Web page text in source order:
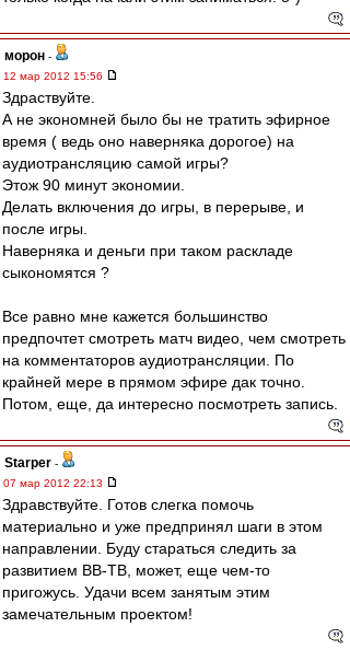
морон -
12 мар 2012 15:56
Здраствуйте.
А не экономней было бы не тратить эфирное
время ( ведь оно наверняка дорогое) на
аудиотрансляцию самой игры?
Этож 90 минут экономии.
Делать включения до игры, в перерыве, и
после игры.
Наверняка и деньги при таком раскладе
сыкономятся ?
Все равно мне кажется большинство
предпочтет смотреть матч видео, чем смотреть
на комментаторов аудиотрансляции. По
крайней мере в прямом эфире дак точно.
Потом, еще, да интересно посмотреть запись.
Starper -
07 мар 2012 22:13
Здравствуйте. Готов слегка помочь
материально и уже предпринял шаги в этом
направлении. Буду стараться следить за
развитием ВВ-ТВ, может, еще чем-то
пригожусь. Удачи всем занятым этим
замечательным проектом!